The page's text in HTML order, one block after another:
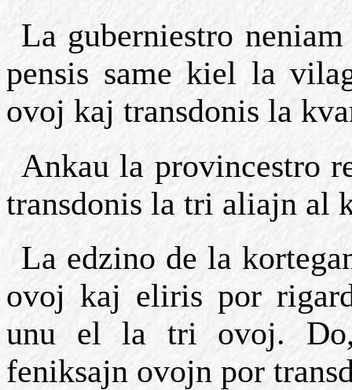
La guberniestro
pensis same kiel la
ovoj kaj transdonis la
Ankau la provincestro
transdonis la tri aliajn al
La edzino de la
ovoj kaj eliris por
unu el la tri ovoj.
feniksajn ovojn por